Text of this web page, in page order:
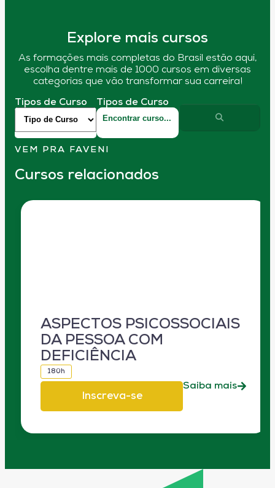
Explore mais cursos
As formações mais completas do Brasil estão aqui,
escolha dentre mais de 1000 cursos em diversas
categorias que vão transformar sua carreira!
Tipos de Curso Tipos de Curso
VEM PRA FAVENI
Cursos relacionados
ASPECTOS PSICOSSOCIAIS
DA PESSOA COM
DEFICIÊNCIA
180h
Inscreva-se
Saiba mais